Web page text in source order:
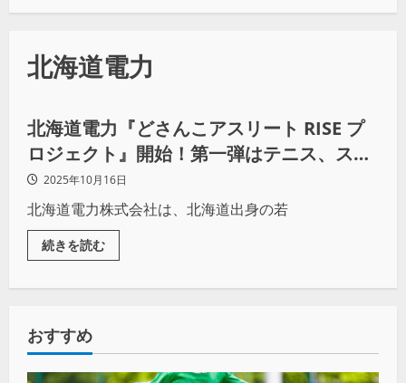
北海道電力
地域スポーツ
北海道電力『どさんこアスリート RISE プ
ロジェクト』開始！第一弾はテニス、スケ
ボー、アルペンスキーの3選手を支援
2025年10月16日
北海道電力株式会社は、北海道出身の若
続きを読む
おすすめ